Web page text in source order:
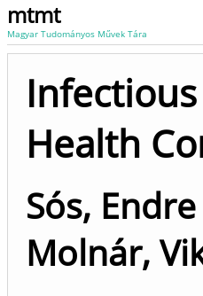
mtmt
Magyar Tudományos Művek Tára
Health
Sós,
Molnár,